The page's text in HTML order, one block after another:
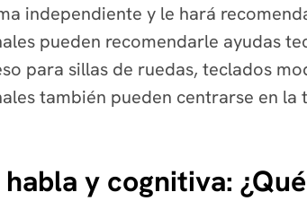
independiente y le hará
pueden recomendarle ayudas
para sillas de ruedas, teclados
también pueden centrarse en
y cognitiva: